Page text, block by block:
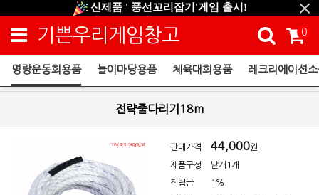
신제품 ' 풍선꼬리잡기'게임 출시!
신규회원 HAPPY EVENT 적립금 5,000원 증정
❤ 신제품 ' 컬링&볼링 ' 출시! ❤
기쁜우리게임창고 0
명랑운동회용품 놀이마당용품 체육대회용품 레크리에이션
전략줄다리기18m
판매가격 44,000원
제품구성 낱개1개
적립금 1%